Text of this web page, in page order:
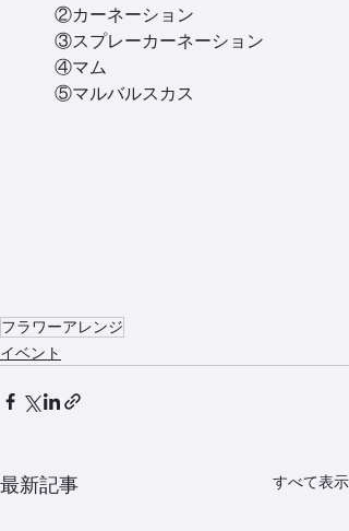
②カーネーション
③スプレーカーネーション
④マム
⑤マルバルスカス
フラワーアレンジ
イベント
最新記事 すべて表示